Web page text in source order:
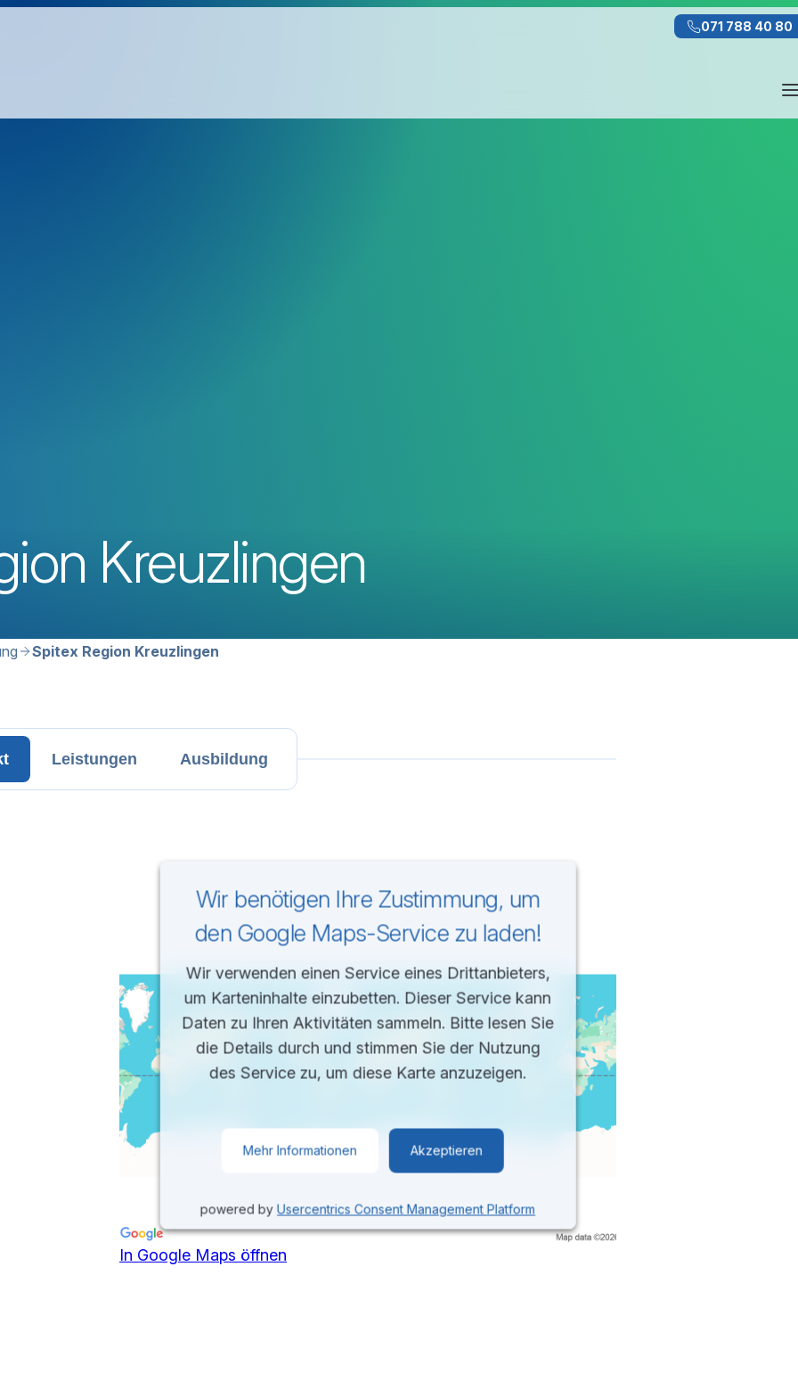
071 788 40 80
Kreuzlingen
Spitex Region Kreuzlingen
Leistungen Ausbildung
Wir benötigen Ihre Zustimmung, um
den Google Maps-Service zu laden!
Wir verwenden einen Service eines Drittanbieters,
um Karteninhalte einzubetten. Dieser Service kann
Daten zu Ihren Aktivitäten sammeln. Bitte lesen Sie
die Details durch und stimmen Sie der Nutzung
des Service zu, um diese Karte anzuzeigen.
Mehr Informationen Akzeptieren
powered by Usercentrics Consent Management Platform
In Google Maps öffnen